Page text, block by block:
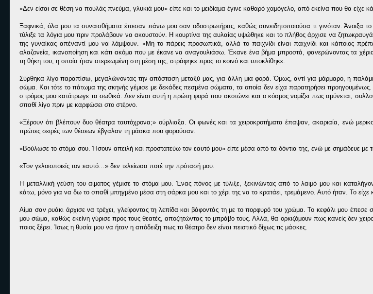
«Δεν είσαι σε θέση να πουλάς πνεύμα, γλυκιά μου» είπε και το μειδίαμα έγινε καθαρό χαμόγελο, από εκείνα που θα είχε
Ξαφνικά, όλα μου τα συναισθήματα έπεσαν πάνω μου σαν οδοστρωτήρας, καθώς συνειδητοποιούσα τι γινόταν. Άνοιξα
τύλιξε τα λόγια μου πριν προλάβουν να ακουστούν. Η κουρτίνα της αυλαίας υψώθηκε και το πλήθος άρχισε να
της γυναίκας απέναντί μου να λάμψουν. «Μη το πάρεις προσωπικά, αλλά το παιχνίδι είναι παιχνίδι και κάποιος
αλαζονεία, ικανοποίηση και κάτι ακόμα που με έκανε να αναγουλιάσω. Έκανε ένα βήμα μπροστά, φανερώνοντας τα
τη θήκη του, η οποία ήταν στερεωμένη στη μέση της, στράφηκε προς το κοινό και υποκλίθηκε.
Σύρθηκα λίγο παραπίσω, μεγαλώνοντας την απόσταση μεταξύ μας, για άλλη μια φορά. Όμως, αντί για μάρμαρο, η
σώμα. Και τότε το πάτωμα της σκηνής γέμισε με δεκάδες πεσμένα σώματα, τα οποία δεν είχα παρατηρήσει
ο τρόμος μου κατάτρωγε τα σωθικά. Δεν είναι αυτή η πρώτη φορά που σκοτώνει και ο κόσμος νομίζει πως αμύνεται,
σπαθί λίγο πριν με καρφώσει στο στέρνο.
«Ξέρουν ότι βλέπουν δυο θέατρα ταυτόχρονα;» ούρλιαξα. Οι φωνές και τα χειροκροτήματα έπαψαν, ακαριαία, ενώ
πρώτες σειρές των θέσεων έβγαλαν τη μάσκα που φορούσαν.
«Βούλωσε το στόμα σου. Ήσουν απειλή και προστατεύω τον εαυτό μου» είπε μέσα από τα δόντια της, ενώ με σημάδευε με
«Τον γελοιοποιείς τον εαυτό…» δεν τελείωσα ποτέ την πρότασή μου.
Η μεταλλική γεύση του αίματος γέμισε το στόμα μου. Ένας πόνος με τύλιξε, ξεκινώντας από το λαιμό μου και
κάτω, μόνο για να δω το σπαθί μπηγμένο μέσα στη σάρκα μου και το χέρι της να το κρατάει, τρεμάμενο. Αυτό ήταν. Το είχε
Αίμα σαν ρυάκι άρχισε να τρέχει, γλείφοντας τη λεπίδα και βάφοντάς τη με το πορφυρό του χρώμα. Το κεφάλι μου έπεσε
μου σώμα, καθώς εκείνη γύρισε προς τους θεατές, αποζητώντας το μπράβο τους. Αλλά, θα ορκιζόμουν πως κανείς δεν
ποιος ξέρει. Ίσως η θυσία μου να ήταν η απόδειξη πως το θέατρο δεν είναι πειστικό δίχως τις μάσκες.